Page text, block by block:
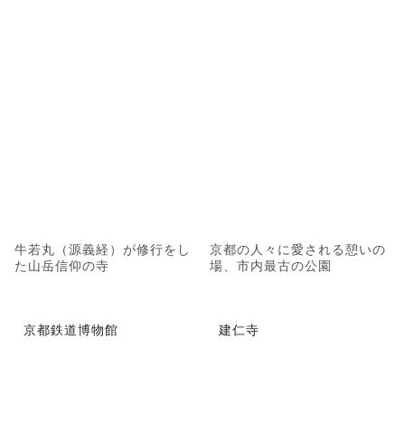
牛若丸（源義経）が修行をし
た山岳信仰の寺
京都の人々に愛される憩いの
場、市内最古の公園
京都鉄道博物館 建仁寺